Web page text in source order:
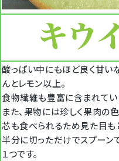
酸っぱい中にもほど良く甘い
んとレモン以上。
食物繊維も豊富に含まれてい
また、果物には珍しく果肉の
芯も食べられるため見た目も
半分に切っただけでスプーン
１つです。